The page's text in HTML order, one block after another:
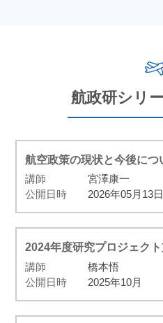
航政研シリ
航空政策の現状と今後につ
講師
宮澤康一
公開日時
2026年05月13日
2024年度研究プロジェク
講師
橋本悟
公開日時
2025年10月